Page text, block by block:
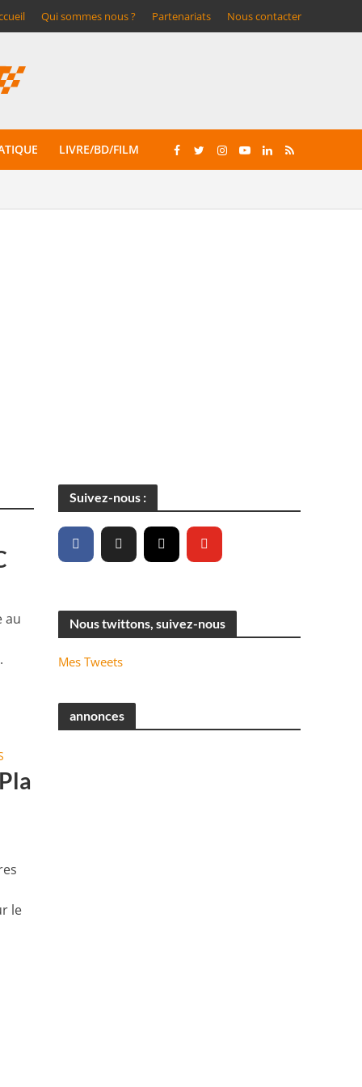
Qui sommes nous ? Partenariats Nous contacter
LIVRE/BD/FILM
au
le
Suivez-nous :
Nous twittons, suivez-nous
Mes Tweets
annonces